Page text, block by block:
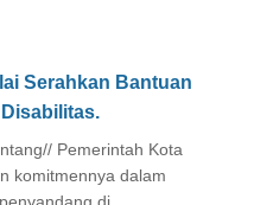
Serahkan Bantuan
Pemerintah Kota
komitmennya dalam
di...